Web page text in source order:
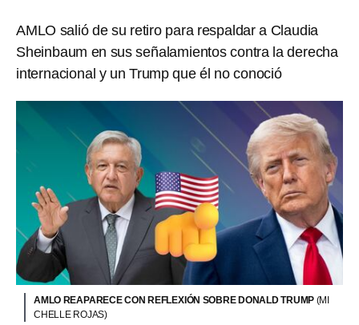
AMLO salió de su retiro para respaldar a Claudia
Sheinbaum en sus señalamientos contra la derecha
internacional y un Trump que él no conoció
AMLO REAPARECE CON REFLEXIÓN SOBRE DONALD TRUMP (MI
CHELLE ROJAS)